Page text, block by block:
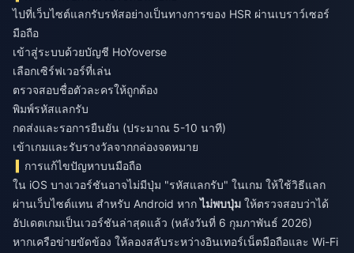
ไปที่เว็บไซต์แลกรับรหัสอย่างเป็นทางการของ HSR ผ่านเบราว์เซอร์
มือถือ
เข้าสู่ระบบด้วยบัญชี HoYoverse
เลือกเซิร์ฟเวอร์ที่เล่น
ตรวจสอบชื่อตัวละครให้ถูกต้อง
พิมพ์รหัสแลกรับ
กดส่งและรอการยืนยัน (ประมาณ 5-10 นาที)
เข้าเกมและรับรางวัลจากกล่องจดหมาย
การแก้ไขปัญหาบนมือถือ
ใน iOS บางเวอร์ชันอาจไม่มีปุ่ม "รหัสแลกรับ" ในเกม ให้ใช้วิธีแลก
ผ่านเว็บไซต์แทน สำหรับ Android หากไม่พบปุ่ม ให้ตรวจสอบว่าได้
อัปเดตเกมเป็นเวอร์ชันล่าสุดแล้ว (หลังวันที่ 6 กุมภาพันธ์ 2026)
หากเครือข่ายขัดข้อง ให้ลองสลับระหว่างอินเทอร์เน็ตมือถือและ Wi-Fi